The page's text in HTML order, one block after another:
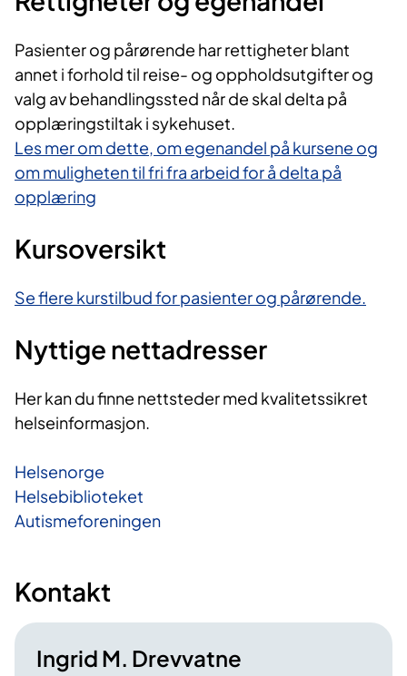
Pasienter og pårørende har rettigheter blant
annet i forhold til reise- og oppholdsutgifter og
valg av behandlingssted når de skal delta på
opplæringstiltak i sykehuset.
Les mer om dette, om egenandel på kursene og
om muligheten til fri fra arbeid for å delta på
opplæring
Kursoversikt
Se flere kurstilbud for pasienter og pårørende.
Nyttige nettadresser
Her kan du finne nettsteder med kvalitetssikret
helseinformasjon.
Helsenorge
Helsebiblioteket
Autismeforeningen
Kontakt
Ingrid M. Drevvatne